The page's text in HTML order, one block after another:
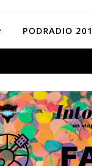
PODRADIO